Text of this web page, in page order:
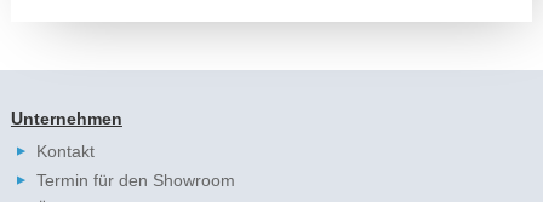
Unternehmen
Kontakt
Termin für den Showroom